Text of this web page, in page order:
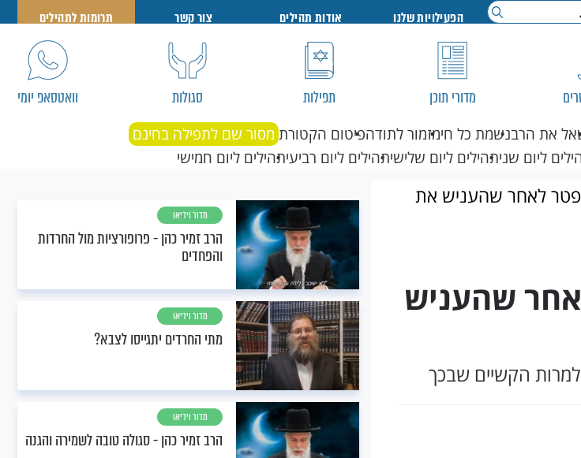
הפעילויות שלנו אודות תהילים צור קשר תרומות לתהילים
מדורי תוכן תפילות סגולות וואטסאפ יומי
את הרבנשמת כל חימזמור לתודהפיטום הקטורת מסור שם לתפילה בחינם
ליום שניתהילים ליום שלישיתהילים ליום רביעיתהילים ליום חמישי
לאחר שהעניש את
שהעניש
הקשיים שבכך
מדור וידיאו
הרב זמיר כהן - פרופורציות מול החרדות
והפחדים
מדור וידיאו
מתי החרדים יתגייסו לצבא?
מדור וידיאו
הרב זמיר כהן - סגולה טובה לשמירה והגנה